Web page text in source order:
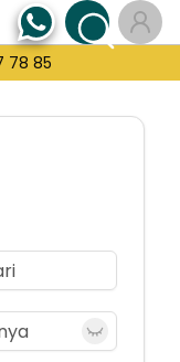
78 85